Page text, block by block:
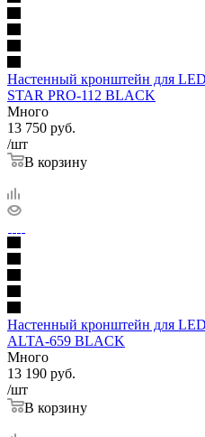
Настенный кронштейн для
STAR PRO-112 BLACK
Много
13 750 руб.
/шт
В корзину
Настенный кронштейн для
ALTA-659 BLACK
Много
13 190 руб.
/шт
В корзину